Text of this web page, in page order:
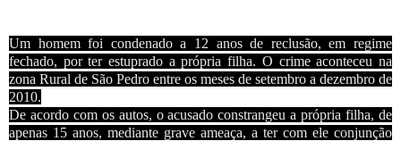
Um homem foi condenado a 12 anos de reclusão, em regime
fechado, por ter estuprado a própria filha. O crime aconteceu na
zona Rural de São Pedro entre os meses de setembro a dezembro de
2010.
De acordo com os autos, o acusado constrangeu a própria filha, de
apenas 15 anos, mediante grave ameaça, a ter com ele conjunção